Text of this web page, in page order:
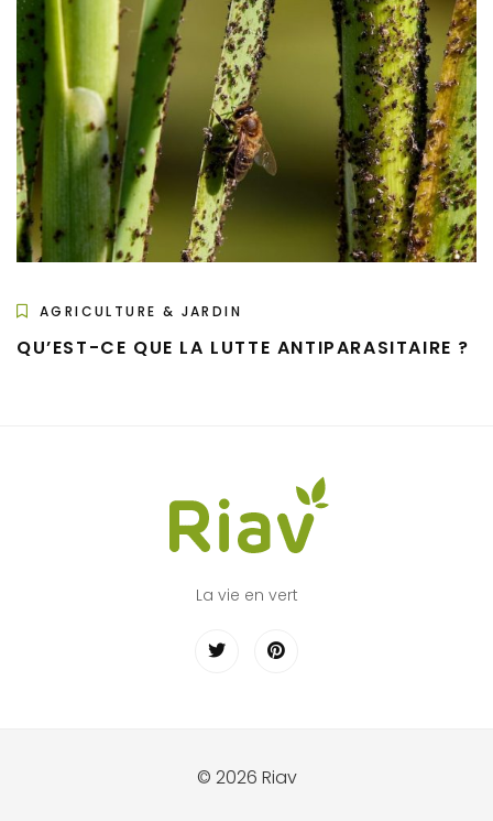
AGRICULTURE & JARDIN
QU’EST-CE QUE LA LUTTE ANTIPARASITAIRE ?
La vie en vert
© 2026 Riav